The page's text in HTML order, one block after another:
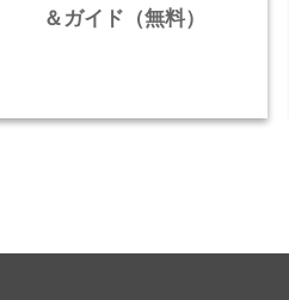
＆ガイド（無料）